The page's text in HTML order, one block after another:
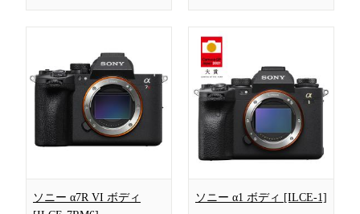
ソニー α7R VI ボディ
ソニー α1 ボディ [ILCE-1]